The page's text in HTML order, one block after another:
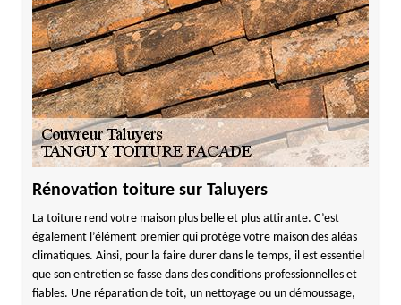
Rénovation toiture sur Taluyers
La toiture rend votre maison plus belle et plus attirante. C’est
également l’élément premier qui protège votre maison des aléas
climatiques. Ainsi, pour la faire durer dans le temps, il est essentiel
que son entretien se fasse dans des conditions professionnelles et
fiables. Une réparation de toit, un nettoyage ou un démoussage,